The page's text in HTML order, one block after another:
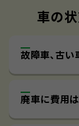
車の
故障車､古い
廃車に費用